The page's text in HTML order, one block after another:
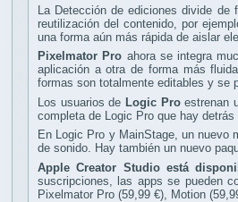
La Detección de ediciones divide
reutilización del contenido, por
una forma aún más rápida de aislar
Pixelmator Pro ahora se integra
aplicación a otra de forma más
formas son totalmente editables y se
Los usuarios de Logic Proestrenan
completa de Logic Pro que hay
En Logic Pro y MainStage, un nuevo
de sonido. Hay también un nuevo
Apple Creator Studio está
suscripciones, las apps se pueden
Pixelmator Pro (59,99 €), Motion